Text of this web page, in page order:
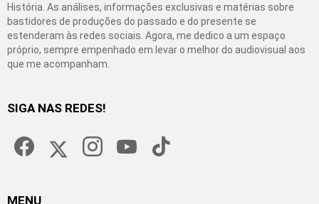
História. As análises, informações exclusivas e matérias sobre
bastidores de produções do passado e do presente se
estenderam às redes sociais. Agora, me dedico a um espaço
próprio, sempre empenhado em levar o melhor do audiovisual aos
que me acompanham.
SIGA NAS REDES!
MENU